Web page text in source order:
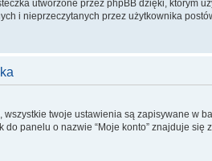
utworzone przez phpBB dzięki, którym
i nieprzeczytanych przez użytkownika
twoje ustawienia są zapisywane w
panelu o nazwie “Moje konto” znajduje się